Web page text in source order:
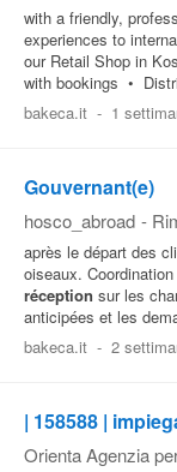
with a friendly,
experiences to
our Retail Shop in
with bookings •
bakeca.it - 1
Gouvernant(e)
hosco_abroad -
après le départ des
oiseaux.
réception sur les
anticipées et les
bakeca.it - 2
| 158588 |
Orienta Agenzia